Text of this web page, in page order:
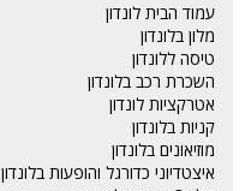
עמוד הבית לונדון
מלון בלונדון
טיסה ללונדון
השכרת רכב בלונדון
אטרקציות לונדון
קניות בלונדון
מוזיאונים בלונדון
איצטדיוני כדורגל והופעות בלונדון